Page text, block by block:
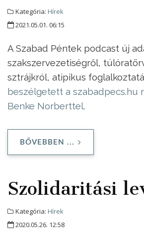
Kategória: Hírek
2021.05.01. 06:15
A Szabad Péntek podcast új
szakszervezetiségről,
sztrájkról, atipikus
beszélgetett a szabadpecs.hu
Benke Norberttel.
BŐVEBBEN ...
Szolidaritási
Kategória: Hírek
2020.05.26. 12:58